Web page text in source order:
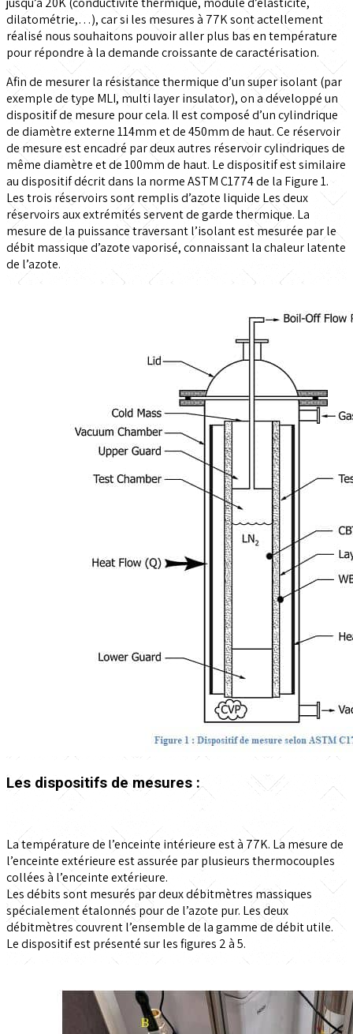
dilatométrie,…), car si les mesures à 77K sont actellement
réalisé nous souhaitons pouvoir aller plus bas en température
pour répondre à la demande croissante de caractérisation.
Afin de mesurer la résistance thermique d’un super isolant (par
exemple de type MLI, multi layer insulator), on a développé un
dispositif de mesure pour cela. Il est composé d’un cylindrique
de diamètre externe 114mm et de 450mm de haut. Ce réservoir
de mesure est encadré par deux autres réservoir cylindriques de
même diamètre et de 100mm de haut. Le dispositif est similaire
au dispositif décrit dans la norme ASTM C1774 de la Figure 1.
Les trois réservoirs sont remplis d’azote liquide Les deux
réservoirs aux extrémités servent de garde thermique. La
mesure de la puissance traversant l’isolant est mesurée par le
débit massique d’azote vaporisé, connaissant la chaleur latente
de l’azote.
Les dispositifs de mesures :
La température de l’enceinte intérieure est à 77K. La mesure de
l’enceinte extérieure est assurée par plusieurs thermocouples
collées à l’enceinte extérieure.
Les débits sont mesurés par deux débitmètres massiques
spécialement étalonnés pour de l’azote pur. Les deux
débitmètres couvrent l’ensemble de la gamme de débit utile.
Le dispositif est présenté sur les figures 2 à 5.